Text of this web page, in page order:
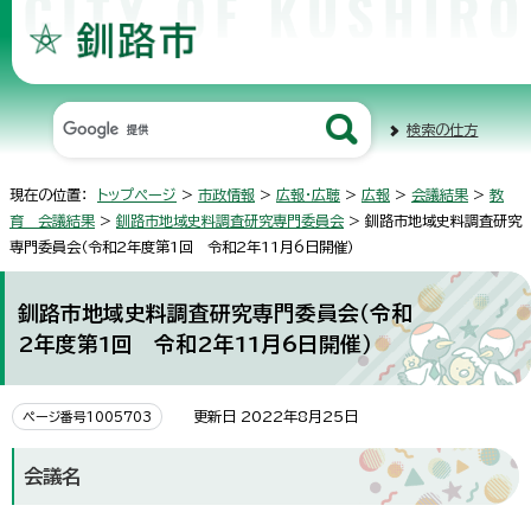
検索の仕方
現在の位置： トップページ > 市政情報 > 広報・広聴 > 広報 > 会議結果 > 教
育 会議結果 > 釧路市地域史料調査研究専門委員会 > 釧路市地域史料調査研究
専門委員会（令和2年度第1回 令和2年11月6日開催）
釧路市地域史料調査研究専門委員会（令和
2年度第1回 令和2年11月6日開催）
ページ番号1005703 更新日 2022年8月25日
会議名